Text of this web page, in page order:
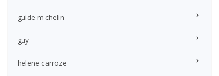
guide michelin
guy
helene darroze